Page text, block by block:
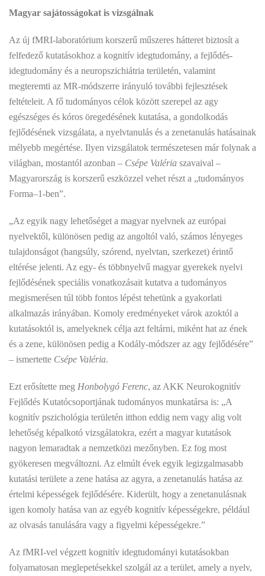
Magyar sajátosságokat is vizsgálnak
Az új fMRI-laboratórium korszerű műszeres hátteret biztosít a
felfedező kutatásokhoz a kognitív idegtudomány, a fejlődés-
idegtudomány és a neuropszichiátria területén, valamint
megteremti az MR-módszerre irányuló további fejlesztések
feltételeit. A fő tudományos célok között szerepel az agy
egészséges és kóros öregedésének kutatása, a gondolkodás
fejlődésének vizsgálata, a nyelvtanulás és a zenetanulás hatásainak
mélyebb megértése. Ilyen vizsgálatok természetesen már folynak a
világban, mostantól azonban – Csépe Valéria szavaival –
Magyarország is korszerű eszközzel vehet részt a „tudományos
Forma–1-ben”.
„Az egyik nagy lehetőséget a magyar nyelvnek az európai
nyelvektől, különösen pedig az angoltól való, számos lényeges
tulajdonságot (hangsúly, szórend, nyelvtan, szerkezet) érintő
eltérése jelenti. Az egy- és többnyelvű magyar gyerekek nyelvi
fejlődésének speciális vonatkozásait kutatva a tudományos
megismerésen túl több fontos lépést tehetünk a gyakorlati
alkalmazás irányában. Komoly eredményeket várok azoktól a
kutatásoktól is, amelyeknek célja azt feltárni, miként hat az ének
és a zene, különösen pedig a Kodály-módszer az agy fejlődésére”
– ismertette Csépe Valéria.
Ezt erősítette meg Honbolygó Ferenc, az AKK Neurokognitív
Fejlődés Kutatócsoportjának tudományos munkatársa is: „A
kognitív pszichológia területén itthon eddig nem vagy alig volt
lehetőség képalkotó vizsgálatokra, ezért a magyar kutatások
nagyon lemaradtak a nemzetközi mezőnyben. Ez fog most
gyökeresen megváltozni. Az elmúlt évek egyik legizgalmasabb
kutatási területe a zene hatása az agyra, a zenetanulás hatása az
értelmi képességek fejlődésére. Kiderült, hogy a zenetanulásnak
igen komoly hatása van az egyéb kognitív képességekre, például
az olvasás tanulására vagy a figyelmi képességekre.”
Az fMRI-vel végzett kognitív idegtudományi kutatásokban
folyamatosan meglepetésekkel szolgál az a terület, amely a nyelv,